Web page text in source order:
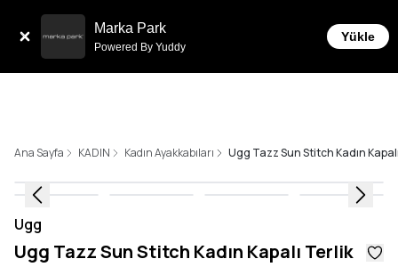
Marka Park
Powered By Yuddy
Yükle
Ana Sayfa KADIN Kadın Ayakkabıları Ugg Tazz Sun Stitch Kadın
Ugg
Ugg Tazz Sun Stitch Kadın Kapalı Terlik